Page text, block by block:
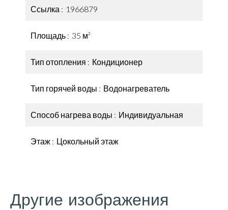
Ссылка 1966879
Площадь 35 м²
Тип отопления Кондиционер
Тип горячей воды Водонагреватель
Способ нагрева воды Индивидуальная
Этаж Цокольный этаж
Другие изображения